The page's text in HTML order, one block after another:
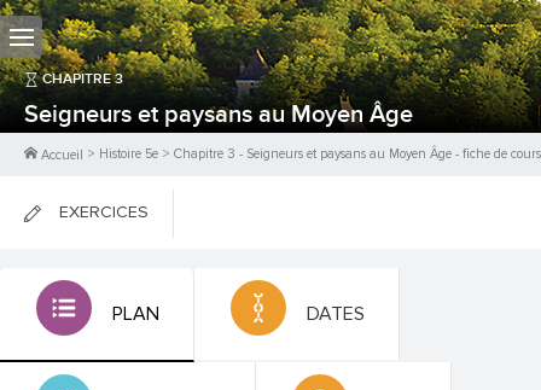
CHAPITRE3
Seigneurs et paysans au Moyen Âge
Accueil > Histoire 5e > Chapitre 3 - Seigneurs et paysans au Moyen Âge - fiche de cours
EXERCICES
FICHES DE COURS
PLAN DATES